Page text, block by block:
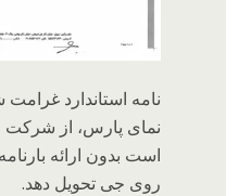
نامه استاندارد
نمای پارس، از
است بدون ارائه
روی جی تحویل دهد.